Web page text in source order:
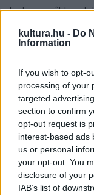
kultura.hu - Do
Information
If you wish to opt-
processing of your
targeted
section to confirm
opt-out request is
interest-based ads
us or personal
your opt-out. You
disclosure of your
IAB’s list of
legkorszerűbb
be első ízben
felemlítve a
megidézve a
folyamatát.
Nemzeti
színművész
felkérésére
Fénykép-